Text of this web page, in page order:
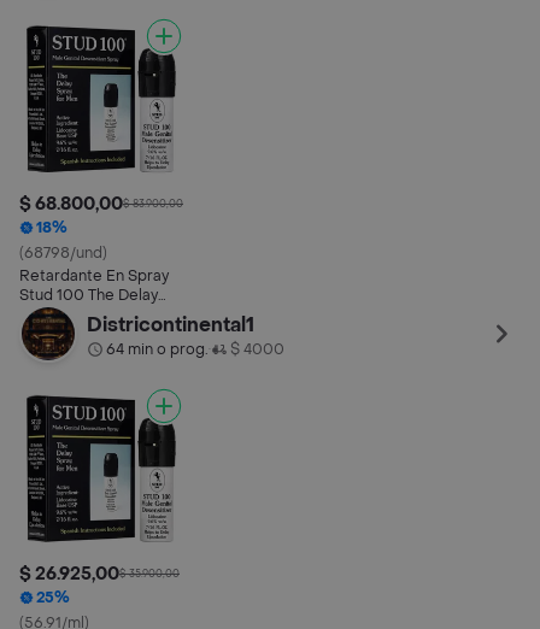
$ 68.800,00$ 83.900,00
18%
(68798/und)
Retardante En Spray
Stud 100 The Delay
Spray For MenDistricontinental1
64 min o prog.• $ 4000
$ 26.925,00$ 35.900,00
25%
(56.91/ml)